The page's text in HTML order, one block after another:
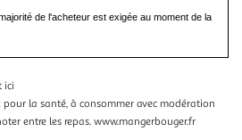
de l'acheteur est exigée au moment de la
ici
pour la santé, à consommer avec modération
entre les repas. www.mangerbouger.fr